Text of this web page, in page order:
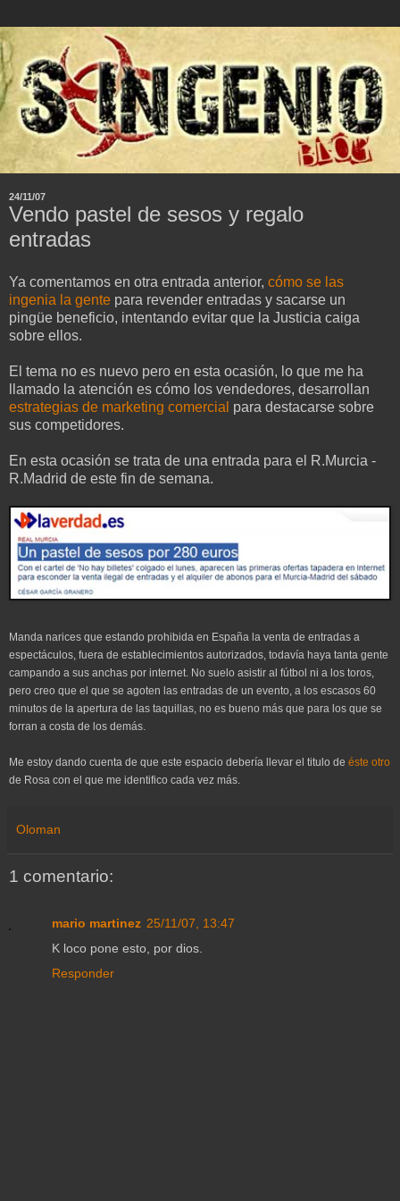
24/11/07
Vendo pastel de sesos y regalo
entradas
Ya comentamos en otra entrada anterior, cómo se las
ingenia la gente para revender entradas y sacarse un
pingüe beneficio, intentando evitar que la Justicia caiga
sobre ellos.
El tema no es nuevo pero en esta ocasión, lo que me ha
llamado la atención es cómo los vendedores, desarrollan
estrategias de marketing comercial para destacarse sobre
sus competidores.
En esta ocasión se trata de una entrada para el R.Murcia -
R.Madrid de este fin de semana.
Manda narices que estando prohibida en España la venta de entradas a
espectáculos, fuera de establecimientos autorizados, todavía haya tanta gente
campando a sus anchas por internet. No suelo asistir al fútbol ni a los toros,
pero creo que el que se agoten las entradas de un evento, a los escasos 60
minutos de la apertura de las taquillas, no es bueno más que para los que se
forran a costa de los demás.
Me estoy dando cuenta de que este espacio debería llevar el titulo de éste otro
de Rosa con el que me identifico cada vez más.
Oloman
1 comentario:
mario martinez 25/11/07, 13:47
K loco pone esto, por dios.
Responder